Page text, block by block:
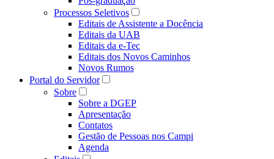
Processos Seletivos
Editais de Assistente a Docência
Editais da UAB
Editais da e-Tec
Editais dos Novos Caminhos
Novos Rumos
Portal do Servidor
Sobre
Sobre a DGEP
Apresentação
Contatos
Gestão de Pessoas nos Campi
Agenda